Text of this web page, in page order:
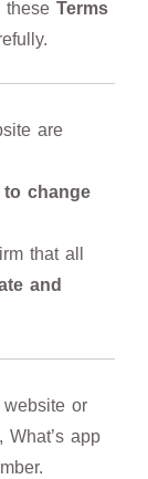
these Terms
are
change
that all
and
or
What’s app